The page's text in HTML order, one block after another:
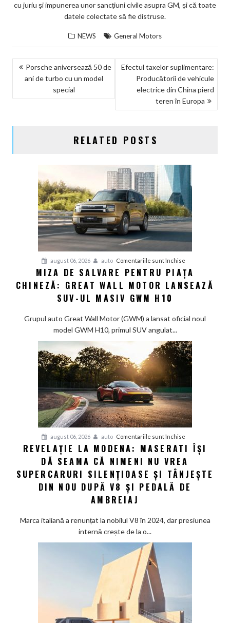
cu juriu și impunerea unor sancțiuni civile asupra GM, și că toate
datele colectate să fie distruse.
NEWS General Motors
NAVIGARE
ARTICOLE
Porsche aniversează 50 de
ani de turbo cu un model
special
Efectul taxelor suplimentare:
Producătorii de vehicule
electrice din China pierd
teren în Europa
RELATED POSTS
august 06, 2026 auto Comentariile sunt închise
Miza
de
piața
Wall
Motor
ul
masiv
GWM
H10
MIZA DE SALVARE PENTRU PIAȚA
CHINEZĂ: GREAT WALL MOTOR LANSEAZĂ
SUV-UL MASIV GWM H10
Grupul auto Great Wall Motor (GWM) a lansat oficial noul
model GWM H10, primul SUV angulat...
august 06, 2026 auto Comentariile sunt închise
Revelație
la
Modena:
Maserati
își
REVELAȚIE LA MODENA: MASERATI ÎȘI
DĂ SEAMA CĂ NIMENI NU VREA
SUPERCARURI SILENȚIOASE ȘI TÂNJEȘTE
DIN NOU DUPĂ V8 ȘI PEDALĂ DE
AMBREIAJ
Marca italiană a renunțat la nobilul V8 în 2024, dar presiunea
internă crește de la o...